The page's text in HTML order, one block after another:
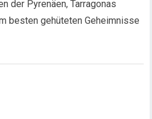
der Pyrenäen, Tarragonas
besten gehüteten Geheimnisse